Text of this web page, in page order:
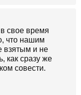
теперь
Олег Табаков,
что его
цитаты
и 3-х
сразу понял
свое время
что нашим
взятым и не
как сразу же
совести.